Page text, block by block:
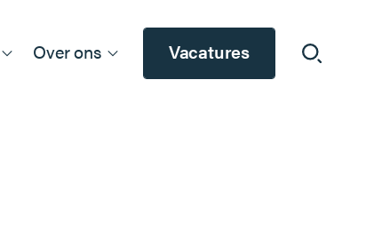
Over ons Vacatures